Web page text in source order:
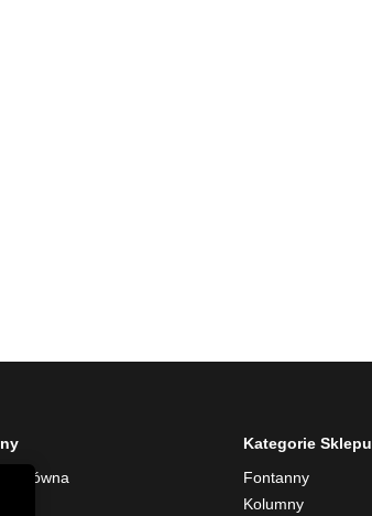
główna
Kategorie Sklepu
Fontanny
Kolumny